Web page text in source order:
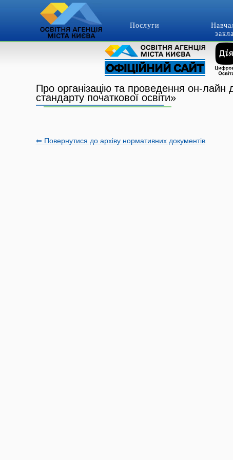
Послуги
Про організацію та проведення он-лайн
стандарту початкової освіти»
⇐ Повернутися до архіву нормативних документів